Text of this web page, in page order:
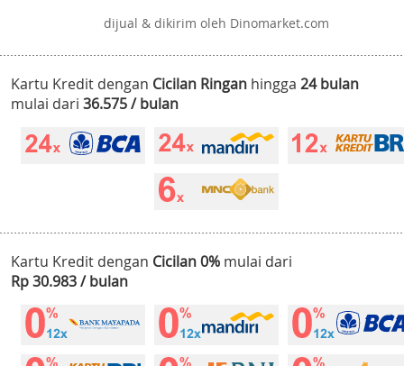
dijual & dikirim oleh Dinomarket.com
Kartu Kredit dengan Cicilan Ringan hingga 24 bulan
mulai dari 36.575 / bulan
Kartu Kredit dengan Cicilan 0% mulai dari
Rp 30.983 / bulan